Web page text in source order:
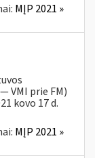
MĮP 2021 »
VMI prie FM)
kovo 17 d.
MĮP 2021 »